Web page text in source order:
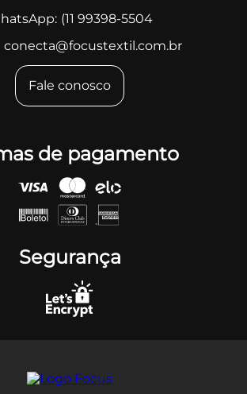
(11 99398-5504
conecta@focustextil.com.br
Fale conosco
de pagamento
Segurança